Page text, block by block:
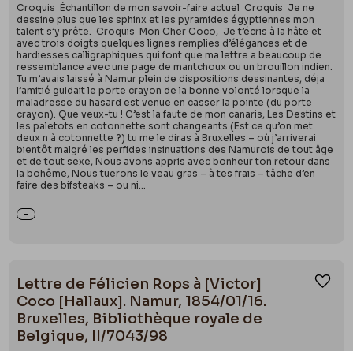
Croquis Échantillon de mon savoir-faire actuel Croquis Je ne
dessine plus que les sphinx et les pyramides égyptiennes mon
talent s’y prête. Croquis Mon Cher Coco, Je t’écris à la hâte et
avec trois doigts quelques lignes remplies d’élégances et de
hardiesses calligraphiques qui font que ma lettre a beaucoup de
ressemblance avec une page de mantchoux ou un brouillon indien.
Tu m’avais laissé à Namur plein de dispositions dessinantes, déja
l’amitié guidait le porte crayon de la bonne volonté lorsque la
maladresse du hasard est venue en casser la pointe (du porte
crayon). Que veux-tu ! C’est la faute de mon canaris, Les Destins et
les paletots en cotonnette sont changeants (Est ce qu’on met
deux n à cotonnette ?) tu me le diras à Bruxelles – où j’arriverai
bientôt malgré les perfides insinuations des Namurois de tout âge
et de tout sexe, Nous avons appris avec bonheur ton retour dans
la bohême, Nous tuerons le veau gras – à tes frais – tâche d’en
faire des bifsteaks – ou ni...
Lettre de Félicien Rops à [Victor]
Coco [Hallaux]. Namur, 1854/01/16.
Bruxelles, Bibliothèque royale de
Belgique, II/7043/98